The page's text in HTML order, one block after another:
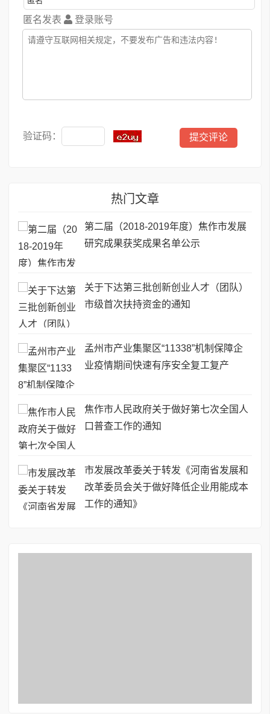
匿名发表 登录账号
验证码：
热门文章
第二届（2018-2019年度）焦作市发展
研究成果获奖成果名单公示
关于下达第三批创新创业人才（团队）
市级首次扶持资金的通知
孟州市产业集聚区“11338”机制保障企
业疫情期间快速有序安全复工复产
焦作市人民政府关于做好第七次全国人
口普查工作的通知
市发展改革委关于转发《河南省发展和
改革委员会关于做好降低企业用能成本
工作的通知》